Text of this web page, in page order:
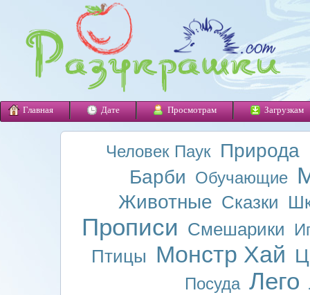
Главная Дате Просмотрам Загрузкам
Человек Паук Природа
Барби Обучающие
Животные Сказки
Прописи Смешарики
Птицы Монстр Хай
Посуда Лего